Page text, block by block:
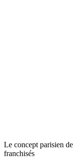
Le concept parisien
franchisés